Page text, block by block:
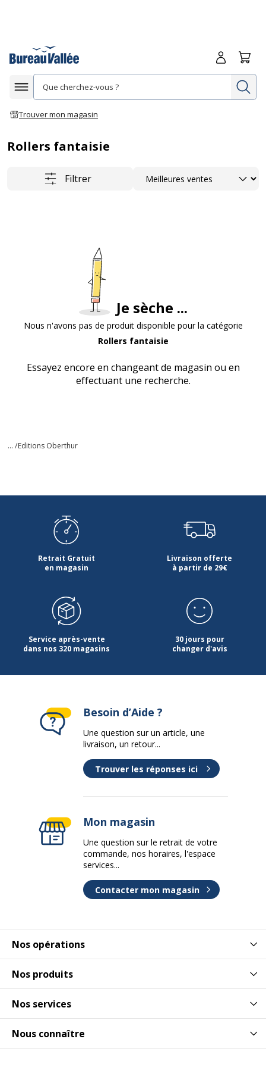
Afficher la navigation
Trouver mon magasin
Me
Rollers fantaisie
Filtrer Trier
Je sèche ...
Nous n'avons pas de produit disponible pour la catégorie
Rollers fantaisie
Essayez encore en changeant de magasin ou en
effectuant une recherche.
... /Editions Oberthur
Retrait Gratuit
en magasin
Livraison offerte
à partir de 29€
Service après-vente
dans nos 320 magasins
30 jours pour
changer d'avis
Nos opérations
Nos produits
Nos services
Nous connaître
Besoin d’Aide ?
Une question sur un article, une
livraison, un retour...
Trouver les réponses ici
Mon magasin
Une question sur le retrait de votre
commande, nos horaires, l'espace
services...
Contacter mon magasin